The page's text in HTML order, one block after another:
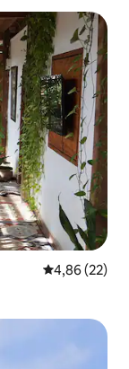
Évaluation
4,86 (22)